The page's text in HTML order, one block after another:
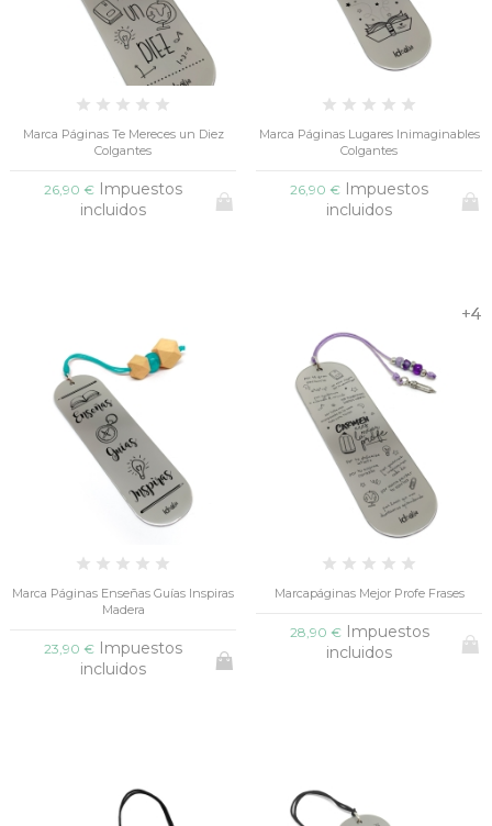
+4
+4
Marca Páginas Te Mereces un Diez
Colgantes
26,90 € Impuestos
incluidos
Marca Páginas Lugares Inimaginables
Colgantes
26,90 € Impuestos
incluidos
Marca Páginas Enseñas Guías Inspiras
Madera
23,90 € Impuestos
incluidos
Marcapáginas Mejor Profe Frases
28,90 €Impuestos
incluidos
+4
+4